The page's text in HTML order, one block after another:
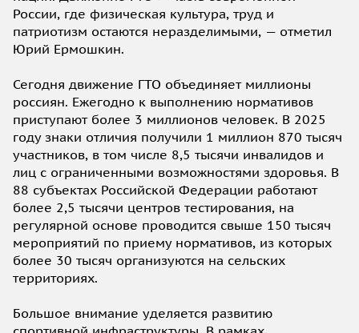
России, где физическая культура, труд и
патриотизм остаются неразделимыми, — отметил
Юрий Ермошкин.
Сегодня движение ГТО объединяет миллионы
россиян. Ежегодно к выполнению нормативов
приступают более 3 миллионов человек. В 2025
году знаки отличия получили 1 миллион 870 тысяч
участников, в том числе 8,5 тысячи инвалидов и
лиц с ограниченными возможностями здоровья. В
88 субъектах Российской Федерации работают
более 2,5 тысячи центров тестирования, на
регулярной основе проводится свыше 150 тысяч
мероприятий по приему нормативов, из которых
более 30 тысяч организуются на сельских
территориях.
Большое внимание уделяется развитию